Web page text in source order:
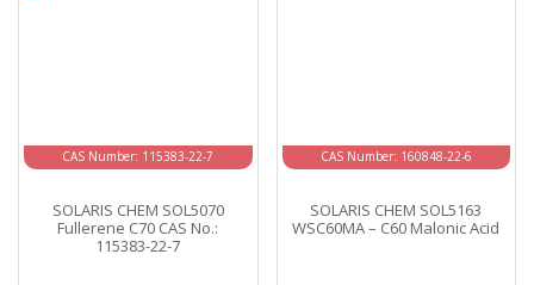
CAS Number: 115383-22-7
SOLARIS CHEM SOL5070
Fullerene C70 CAS No.:
115383-22-7
CAS Number: 160848-22-6
SOLARIS CHEM SOL5163
WSC60MA – C60 Malonic Acid